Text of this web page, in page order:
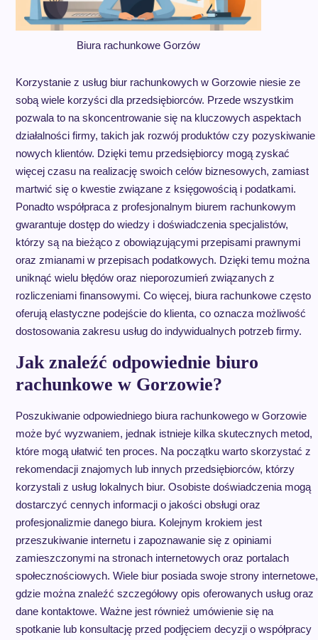
Biura rachunkowe Gorzów
Korzystanie z usług biur rachunkowych w Gorzowie niesie ze
sobą wiele korzyści dla przedsiębiorców. Przede wszystkim
pozwala to na skoncentrowanie się na kluczowych aspektach
działalności firmy, takich jak rozwój produktów czy pozyskiwanie
nowych klientów. Dzięki temu przedsiębiorcy mogą zyskać
więcej czasu na realizację swoich celów biznesowych, zamiast
martwić się o kwestie związane z księgowością i podatkami.
Ponadto współpraca z profesjonalnym biurem rachunkowym
gwarantuje dostęp do wiedzy i doświadczenia specjalistów,
którzy są na bieżąco z obowiązującymi przepisami prawnymi
oraz zmianami w przepisach podatkowych. Dzięki temu można
uniknąć wielu błędów oraz nieporozumień związanych z
rozliczeniami finansowymi. Co więcej, biura rachunkowe często
oferują elastyczne podejście do klienta, co oznacza możliwość
dostosowania zakresu usług do indywidualnych potrzeb firmy.
Jak znaleźć odpowiednie biuro
rachunkowe w Gorzowie?
Poszukiwanie odpowiedniego biura rachunkowego w Gorzowie
może być wyzwaniem, jednak istnieje kilka skutecznych metod,
które mogą ułatwić ten proces. Na początku warto skorzystać z
rekomendacji znajomych lub innych przedsiębiorców, którzy
korzystali z usług lokalnych biur. Osobiste doświadczenia mogą
dostarczyć cennych informacji o jakości obsługi oraz
profesjonalizmie danego biura. Kolejnym krokiem jest
przeszukiwanie internetu i zapoznawanie się z opiniami
zamieszczonymi na stronach internetowych oraz portalach
społecznościowych. Wiele biur posiada swoje strony internetowe,
gdzie można znaleźć szczegółowy opis oferowanych usług oraz
dane kontaktowe. Ważne jest również umówienie się na
spotkanie lub konsultację przed podjęciem decyzji o współpracy